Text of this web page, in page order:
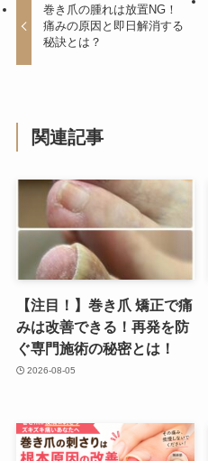
巻き爪の腫れは放置NG！
痛みの原因と即日解消する
秘訣とは？
関連記事
【注目！】巻き爪 矯正で痛
みは改善できる！再発を防
ぐ専門施術の秘密とは！
2026-08-05